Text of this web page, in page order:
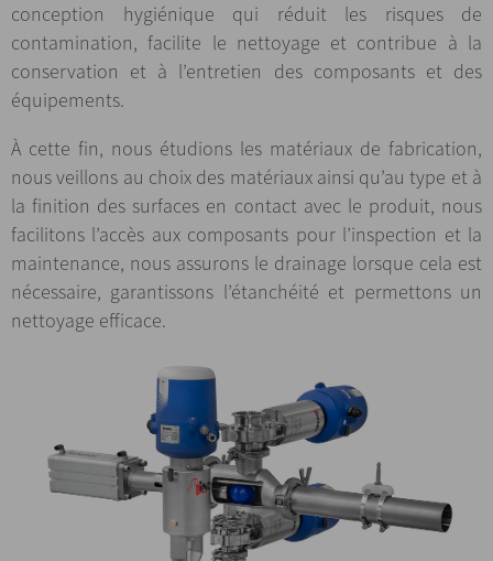
conception hygiénique qui réduit les risques de
contamination, facilite le nettoyage et contribue à la
conservation et à l’entretien des composants et des
équipements.
À cette fin, nous étudions les matériaux de fabrication,
nous veillons au choix des matériaux ainsi qu’au type et à
la finition des surfaces en contact avec le produit, nous
facilitons l’accès aux composants pour l’inspection et la
maintenance, nous assurons le drainage lorsque cela est
nécessaire, garantissons l’étanchéité et permettons un
nettoyage efficace.